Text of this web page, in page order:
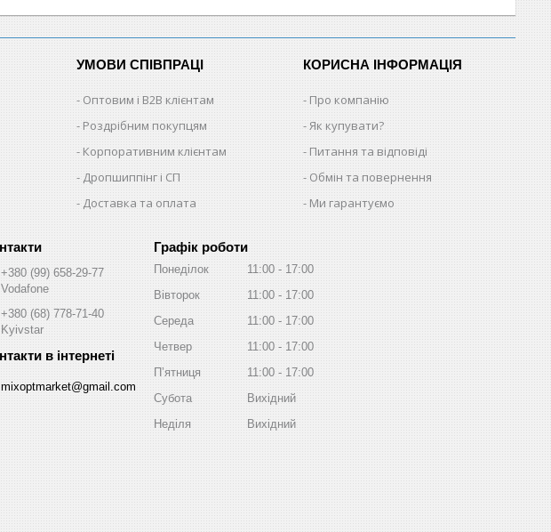
УМОВИ СПІВПРАЦІ
Оптовим і B2B клієнтам
Роздрібним покупцям
Корпоративним клієнтам
Дропшиппінг і СП
Доставка та оплата
КОРИСНА ІНФОРМАЦІЯ
Про компанію
Як купувати?
Питання та відповіді
Обмін та повернення
Ми гарантуємо
+380 (99) 658-29-77
Vodafone
+380 (68) 778-71-40
Kyivstar
mixoptmarket@gmail.com
Графік роботи
Понеділок 11:00
17:00
Вівторок
11:00
17:00
Середа
11:00
17:00
Четвер
11:00
17:00
Пʼятниця
11:00
17:00
Субота
Вихідний
Неділя
Вихідний